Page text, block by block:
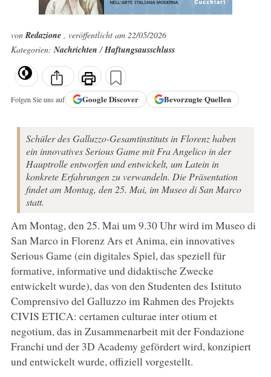
vonRedazione , veröffentlicht am 22/05/2026
Kategorien:Nachrichten/Haftungsausschluss
Folgen Sie uns auf GoogleDiscover Bevorzugte Quellen
Schüler des Galluzzo-Gesamtinstituts in Florenz haben
ein innovatives Serious Game mit Fra Angelico in der
Hauptrolle entworfen und entwickelt, um Latein in
konkrete Erfahrungen zu verwandeln. Die Präsentation
findet am Montag, den 25. Mai, im Museo di San Marco
statt.
Am Montag, den 25. Mai um 9.30 Uhr wird im Museo di
San Marco in Florenz Ars et Anima, ein innovatives
Serious Game (ein digitales Spiel, das speziell für
formative, informative und didaktische Zwecke
entwickelt wurde), das von den Studenten des Istituto
Comprensivo del Galluzzo im Rahmen des Projekts
CIVIS ETICA: certamen culturae inter otium et
negotium, das in Zusammenarbeit mit der Fondazione
Franchi und der 3D Academy gefördert wird, konzipiert
und entwickelt wurde, offiziell vorgestellt.